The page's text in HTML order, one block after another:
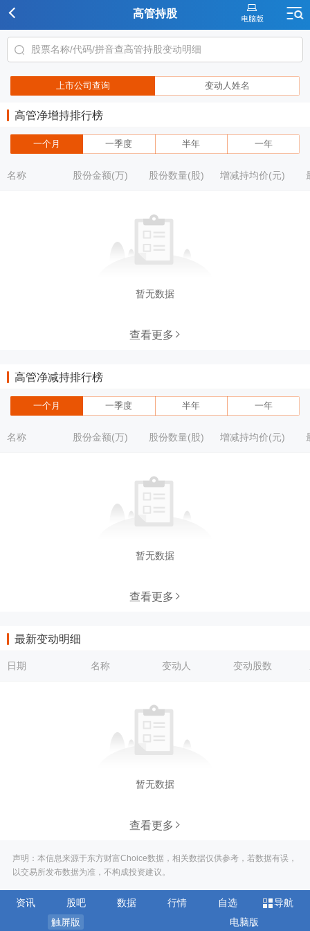
高管持股
上市公司查询 变动人姓名
高管净增持排行榜
一个月 一季度 半年 一年
名称 股份金额(万) 股份数量(股) 增减持均价(元)
暂无数据
查看更多
高管净减持排行榜
一个月 一季度 半年 一年
名称 股份金额(万) 股份数量(股) 增减持均价(元)
暂无数据
查看更多
最新变动明细
日期 名称 变动人 变动股数
暂无数据
查看更多
声明：本信息来源于东方财富Choice数据，相关数据仅供参考，若数据有误，
以交易所发布数据为准，不构成投资建议。
资讯 股吧 数据 行情 自选
导航
触屏版
电脑版